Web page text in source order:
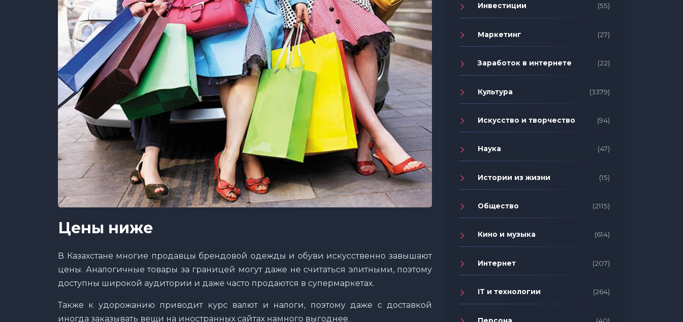
Цены ниже
В Казахстане многие продавцы брендовой одежды и обуви искусственно завышают
цены. Аналогичные товары за границей могут даже не считаться элитными, поэтому
доступны широкой аудитории и даже часто продаются в супермаркетах.
Также к удорожанию приводит курс валют и налоги, поэтому даже с доставкой
иногда заказывать вещи на иностранных сайтах намного выгоднее.
Инвестиции (55)
Маркетинг (27)
Заработок в интернете (22)
Культура (3379)
Искусство и творчество (94)
Наука (47)
Истории из жизни (15)
Общество (2115)
Кино и музыка (614)
Интернет (207)
IT и технологии (264)
Персона (40)